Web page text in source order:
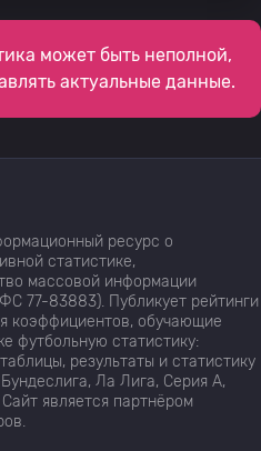
может быть неполной,
актуальные данные.
ресурс о
статистике,
массовой информации
77-83883). Публикует рейтинги
коэффициентов, обучающие
футбольную статистику:
результаты и статистику
Ла Лига, Серия А,
является партнёром